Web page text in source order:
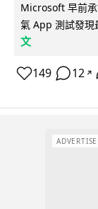
Microsoft 早前
氣 App 測試發現
文
149 12 ↗